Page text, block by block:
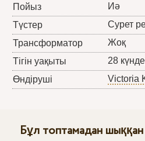
Пойыз
Иә
Түстер
Сурет
Трансформатор
Жоқ
Тігін уақыты
28
Өндіруші
Victoria
Бұл топтамадан